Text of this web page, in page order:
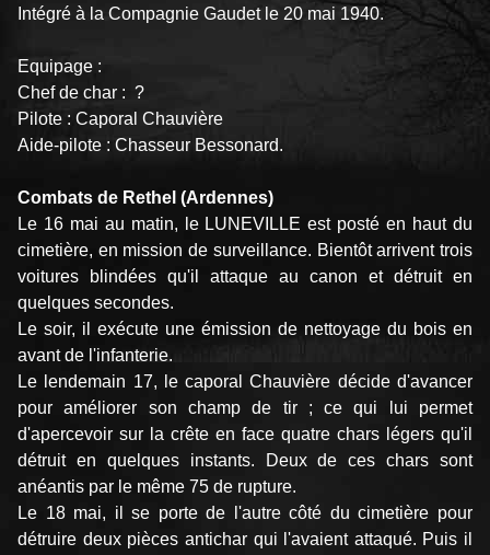
Intégré à la Compagnie Gaudet le 20 mai 1940.
Equipage :
Chef de char : ?
Pilote : Caporal Chauvière
Aide-pilote : Chasseur Bessonard.
Combats de Rethel (Ardennes)
Le 16 mai au matin, le LUNEVILLE est posté en haut du
cimetière, en mission de surveillance. Bientôt arrivent trois
voitures blindées qu'il attaque au canon et détruit en
quelques secondes.
Le soir, il exécute une émission de nettoyage du bois en
avant de l'infanterie.
Le lendemain 17, le caporal Chauvière décide d'avancer
pour améliorer son champ de tir ; ce qui lui permet
d'apercevoir sur la crête en face quatre chars légers qu'il
détruit en quelques instants. Deux de ces chars sont
anéantis par le même 75 de rupture.
Le 18 mai, il se porte de l'autre côté du cimetière pour
détruire deux pièces antichar qui l'avaient attaqué. Puis il